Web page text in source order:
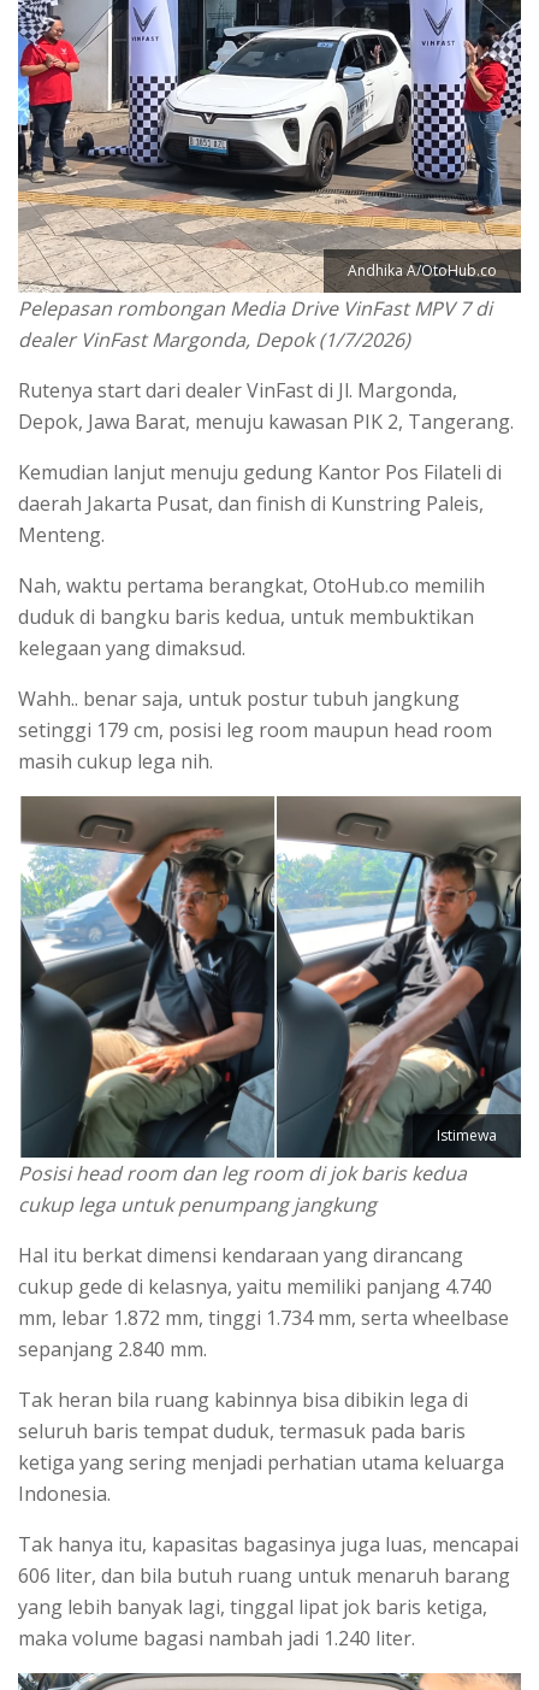
Andhika A/OtoHub.co
Pelepasan rombongan Media Drive VinFast MPV 7 di
dealer VinFast Margonda, Depok (1/7/2026)
Rutenya start dari dealer VinFast di Jl. Margonda,
Depok, Jawa Barat, menuju kawasan PIK 2, Tangerang.
Kemudian lanjut menuju gedung Kantor Pos Filateli di
daerah Jakarta Pusat, dan finish di Kunstring Paleis,
Menteng.
Nah, waktu pertama berangkat, OtoHub.co memilih
duduk di bangku baris kedua, untuk membuktikan
kelegaan yang dimaksud.
Wahh.. benar saja, untuk postur tubuh jangkung
setinggi 179 cm, posisi leg room maupun head room
masih cukup lega nih.
Istimewa
Posisi head room dan leg room di jok baris kedua
cukup lega untuk penumpang jangkung
Hal itu berkat dimensi kendaraan yang dirancang
cukup gede di kelasnya, yaitu memiliki panjang 4.740
mm, lebar 1.872 mm, tinggi 1.734 mm, serta wheelbase
sepanjang 2.840 mm.
Tak heran bila ruang kabinnya bisa dibikin lega di
seluruh baris tempat duduk, termasuk pada baris
ketiga yang sering menjadi perhatian utama keluarga
Indonesia.
Tak hanya itu, kapasitas bagasinya juga luas, mencapai
606 liter, dan bila butuh ruang untuk menaruh barang
yang lebih banyak lagi, tinggal lipat jok baris ketiga,
maka volume bagasi nambah jadi 1.240 liter.